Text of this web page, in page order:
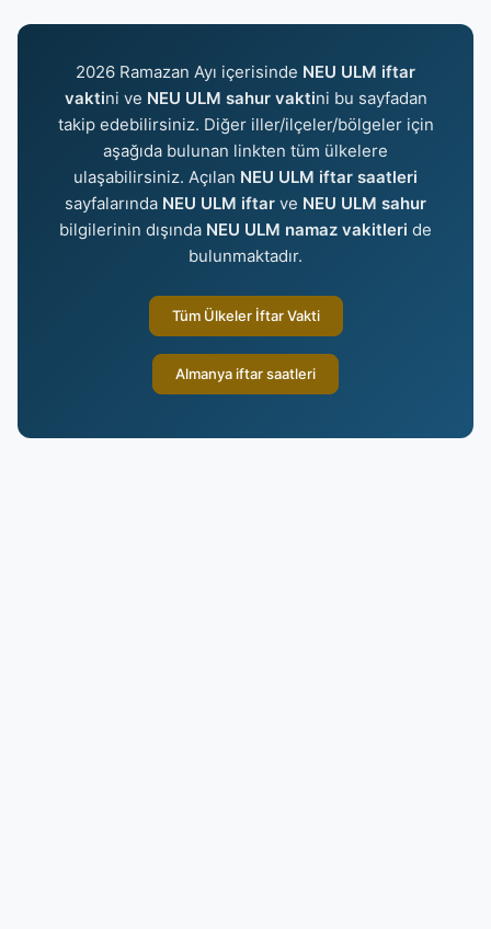
2026 Ramazan Ayı içerisinde NEU ULM iftar
vaktini ve NEU ULM sahur vaktini bu sayfadan
takip edebilirsiniz. Diğer iller/ilçeler/bölgeler için
aşağıda bulunan linkten tüm ülkelere
ulaşabilirsiniz. Açılan NEU ULM iftar saatleri
sayfalarında NEU ULM iftar ve NEU ULM sahur
bilgilerinin dışında NEU ULM namaz vakitleri de
bulunmaktadır.
Tüm Ülkeler İftar Vakti
Almanya iftar saatleri